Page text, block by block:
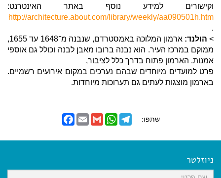
וקישורים למידע נוסף באתר האינטרנט:
http://architecture.about.com/library/weekly/aa090501h.htm
.
> הולנד:
ארמון המלוכה באמסטרדם, שנבנה מ־1648 עד 1655,
ממוקם במרכז העיר. הוא נבנה ברובו מאבן לבנה וכולל גם אוספי
אמנות. הארמון פתוח בדרך כלל לציבור,
פרט למועדים מיוחדים שבהם נערכים במקום אירועים רשמיים.
בארמון מוצגות לעתים גם תערוכות מיוחדות.
שתפו:
F
a
e
k
E
m
i
G
m
i
W
h
t
p
T
e
e
m
ניוזלטר